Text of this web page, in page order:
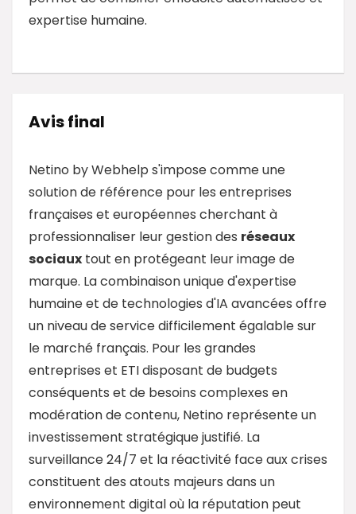
expertise humaine.
Avis final
Netino by Webhelp s'impose comme une
solution de référence pour les entreprises
françaises et européennes cherchant à
professionnaliser leur gestion des réseaux
sociaux tout en protégeant leur image de
marque. La combinaison unique d'expertise
humaine et de technologies d'IA avancées offre
un niveau de service difficilement égalable sur
le marché français. Pour les grandes
entreprises et ETI disposant de budgets
conséquents et de besoins complexes en
modération de contenu, Netino représente un
investissement stratégique justifié. La
surveillance 24/7 et la réactivité face aux crises
constituent des atouts majeurs dans un
environnement digital où la réputation peut